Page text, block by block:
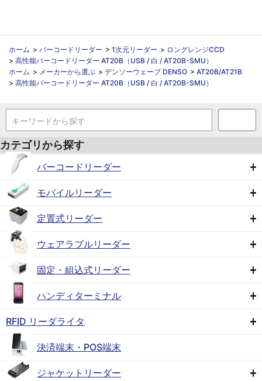
ホーム > バーコードリーダー > 1次元リーダー > ロングレンジCCD
> 高性能バーコードリーダー AT20B（USB / 白 / AT20B-SMU）
ホーム > メーカーから選ぶ > デンソーウェーブ DENSO > AT20B/AT21B
> 高性能バーコードリーダー AT20B（USB / 白 / AT20B-SMU）
キーワードから探す
カテゴリから探す
バーコードリーダー
モバイルリーダー
定置式リーダー
ウェアラブルリーダー
固定・組込式リーダー
ハンディターミナル
RFID リーダライタ
決済端末・POS端末
ジャケットリーダー